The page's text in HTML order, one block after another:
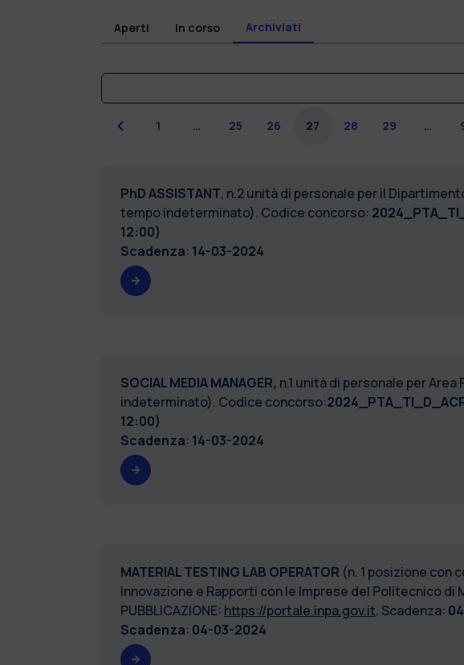
Aperti In corso Archiviati
Precedente
1 … 25 26 27 28 29 …
PhDASSISTANT, n.2 unità di personale per il
tempo indeterminato). Codice concorso:
12:00)
Scadenza: 14-03-2024
SOCIAL MEDIA MANAGER, n.1 unità di personale per
indeterminato). Codice concorso:
12:00)
Scadenza: 14-03-2024
MATERIAL TESTING LAB OPERATOR (n. 1 posizione con
Innovazione e Rapporti con le Imprese del Politecnico di
PUBBLICAZIONE: https://portale.inpa.gov.it. Scadenza:
Scadenza: 04-03-2024